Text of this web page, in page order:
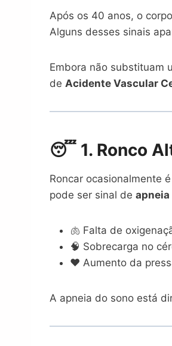
Após os 40 anos, o
Alguns desses sinais
Embora não substituam
de Acidente Vascular
😴 1. Ronco
Roncar ocasionalmente
pode ser sinal de apneia
🫁 Falta de
🧠 Sobrecarga no
❤️ Aumento da
A apneia do sono está